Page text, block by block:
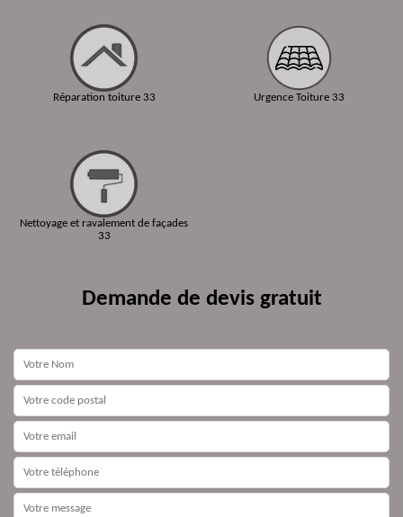
Réparation toiture 33
Nettoyage et ravalement de façades
33
Urgence Toiture 33
Demande de devis gratuit